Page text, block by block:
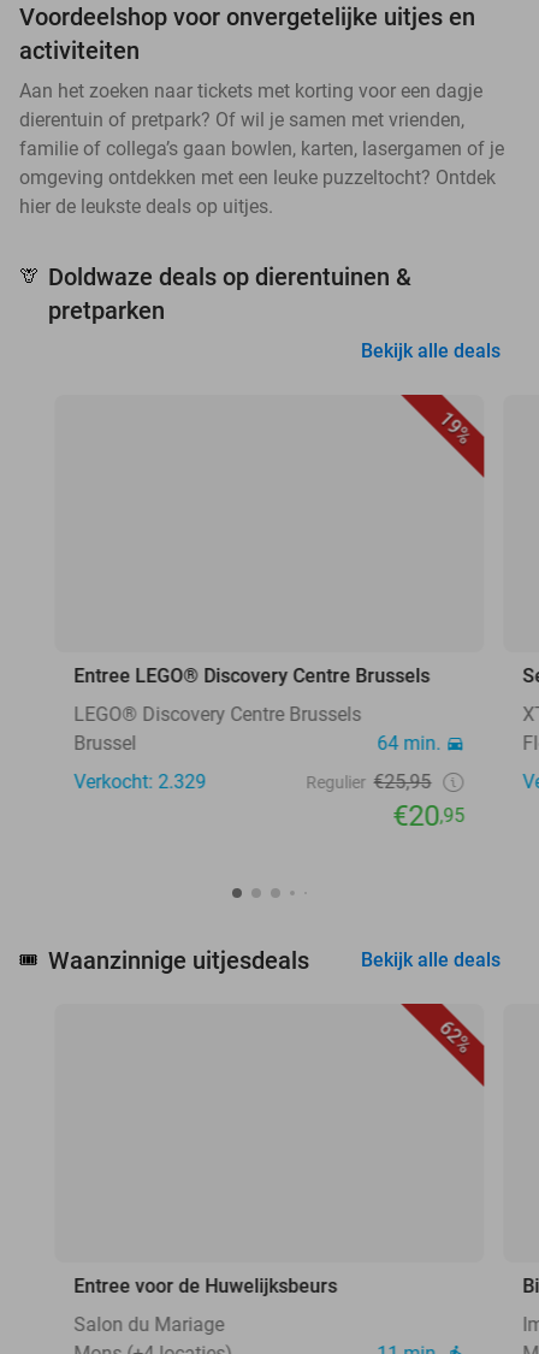
Voordeelshop voor onvergetelijke uitjes en
activiteiten
Aan het zoeken naar tickets met korting voor een dagje
dierentuin of pretpark? Of wil je samen met vrienden,
familie of collega’s gaan bowlen, karten, lasergamen of je
omgeving ontdekken met een leuke puzzeltocht? Ontdek
hier de leukste deals op uitjes.
🦒 Doldwaze deals op dierentuinen &
pretparken
Bekijk alle deals
19%
Entree LEGO® Discovery Centre Brussels
LEGO® Discovery Centre Brussels
Brussel
64 min.
Verkocht: 2.329
Regulier €25,95
€20,95
🎟️ Waanzinnige uitjesdeals Bekijk alle deals
62%
Entree voor de Huwelijksbeurs
Salon du Mariage